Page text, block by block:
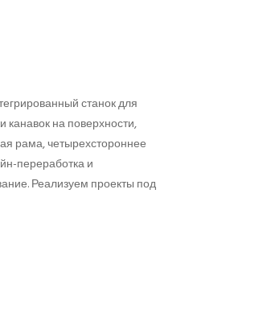
станок для
на поверхности,
рама, четырехстороннее
переработка и
Реализуем проекты под